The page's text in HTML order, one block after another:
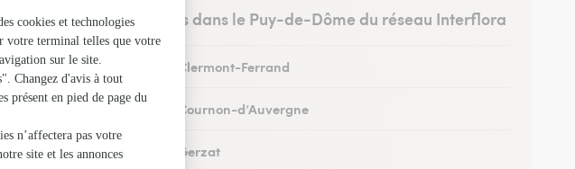
Les fleuristes dans le Puy-de-Dôme du réseau Interflora
Fleuristes à Clermont-Ferrand
Fleuristes à Cournon-d’Auvergne
Fleuristes à Gerzat